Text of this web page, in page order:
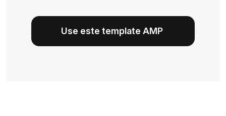
Use este template AMP